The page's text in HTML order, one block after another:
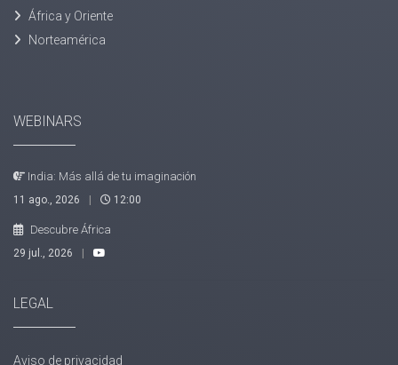
África y Oriente
Norteamérica
WEBINARS
India: Más allá de tu imaginación
11 ago., 2026 | 12:00
Descubre África
29 jul., 2026 |
LEGAL
Aviso de privacidad